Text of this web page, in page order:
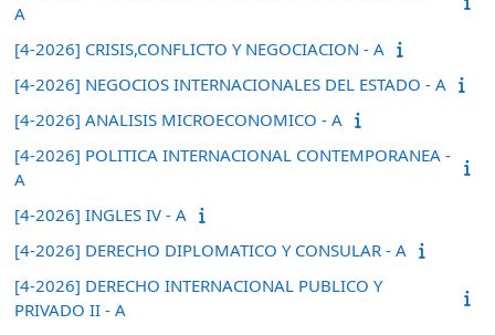
A
[4-2026] CRISIS,CONFLICTO Y NEGOCIACION - A
[4-2026] NEGOCIOS INTERNACIONALES DEL ESTADO - A
[4-2026] ANALISIS MICROECONOMICO - A
[4-2026] POLITICA INTERNACIONAL CONTEMPORANEA -
A
[4-2026] INGLES IV - A
[4-2026] DERECHO DIPLOMATICO Y CONSULAR - A
[4-2026] DERECHO INTERNACIONAL PUBLICO Y
PRIVADO II - A